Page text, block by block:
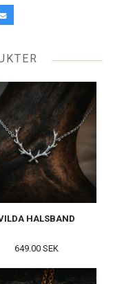
HALSBAND
649.00 SEK